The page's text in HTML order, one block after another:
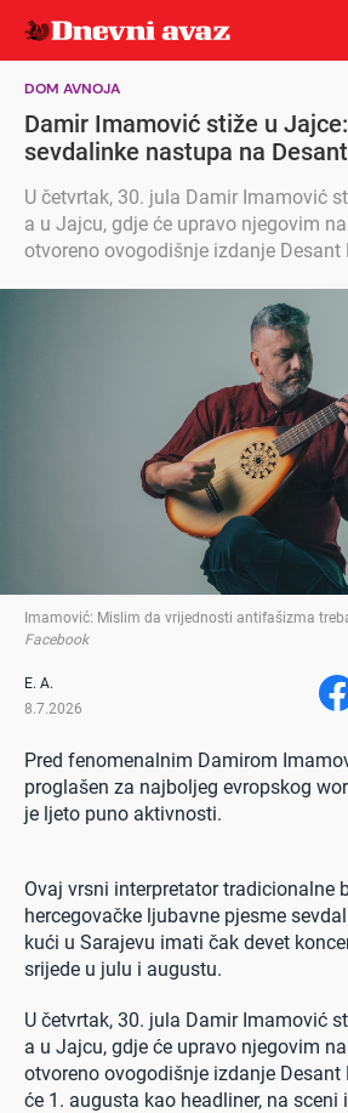
DOM AVNOJA
Damir Imamović stiže u
sevdalinke nastupa na
U četvrtak, 30. jula Damir Imamović
a u Jajcu, gdje će upravo njegovim
otvoreno ovogodišnje izdanje Desant
Imamović: Mislim da vrijednosti antifašizma
Facebook
E. A.
8.7.2026
Pred fenomenalnim Damirom
proglašen za najboljeg evropskog
je ljeto puno aktivnosti.
Ovaj vrsni interpretator tradicionalne
hercegovačke ljubavne pjesme
kući u Sarajevu imati čak devet
srijede u julu i augustu.
U četvrtak, 30. jula Damir Imamović
a u Jajcu, gdje će upravo njegovim
otvoreno ovogodišnje izdanje Desant
će 1. augusta kao headliner, na